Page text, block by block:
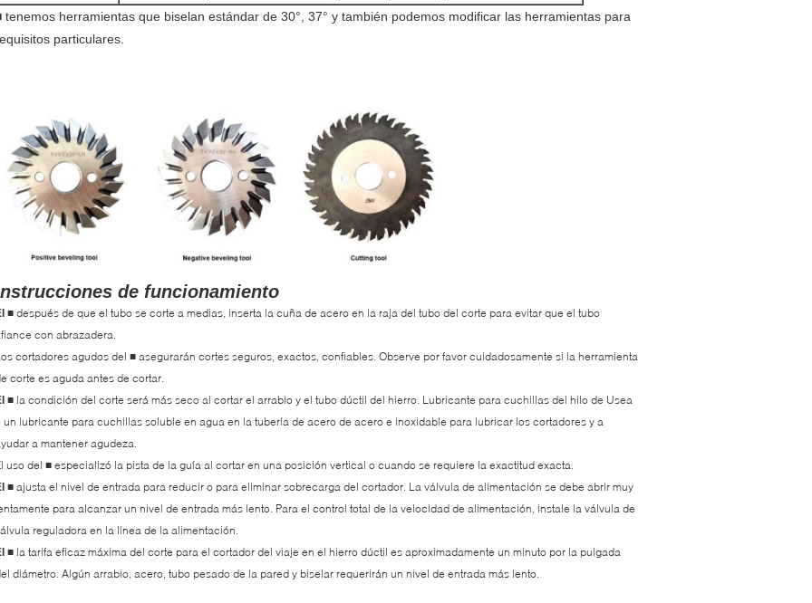
tenemos herramientas que biselan estándar de 30°, 37° y también podemos modificar las herramientas para
particulares.
de funcionamiento
■ después de que el tubo se corte a medias, inserta la cuña de acero en la raja del tubo del corte para evitar que el tubo
con abrazadera.
cortadores agudos del ■ asegurarán cortes seguros, exactos, confiables. Observe por favor cuidadosamente si la herramienta
corte es aguda antes de cortar.
■ la condición del corte será más seco al cortar el arrabio y el tubo dúctil del hierro. Lubricante para cuchillas del hilo de Usea
un lubricante para cuchillas soluble en agua en la tubería de acero de acero e inoxidable para lubricar los cortadores y a
a mantener agudeza.
uso del ■ especializó la pista de la guía al cortar en una posición vertical o cuando se requiere la exactitud exacta.
■ ajusta el nivel de entrada para reducir o para eliminar sobrecarga del cortador. La válvula de alimentación se debe abrir muy
para alcanzar un nivel de entrada más lento. Para el control total de la velocidad de alimentación, instale la válvula de
reguladora en la línea de la alimentación.
■ la tarifa eficaz máxima del corte para el cortador del viaje en el hierro dúctil es aproximadamente un minuto por la pulgada
diámetro. Algún arrabio, acero, tubo pesado de la pared y biselar requerirán un nivel de entrada más lento.